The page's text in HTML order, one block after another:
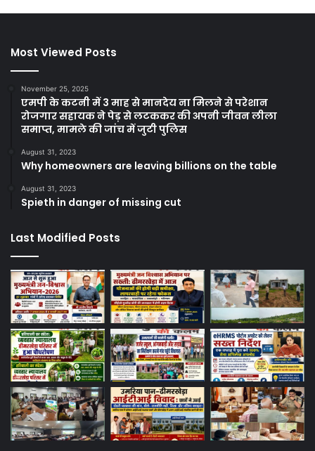
Most Viewed Posts
November 25, 2025
एमपी के कटनी में 3 माह से मानदेय ना मिलने से परेशान
रोजगार सहायक ने पेड़ से लटककर की अपनी जीवन लीला
समाप्त, मामले की जांच में जुटी पुलिस
August 31, 2023
Why homeowners are leaving billions on the table
August 31, 2023
Spieth in danger of missing cut
Last Modified Posts